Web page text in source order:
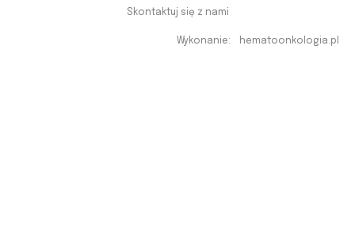
Skontaktuj się z nami
Wykonanie: hematoonkologia.pl